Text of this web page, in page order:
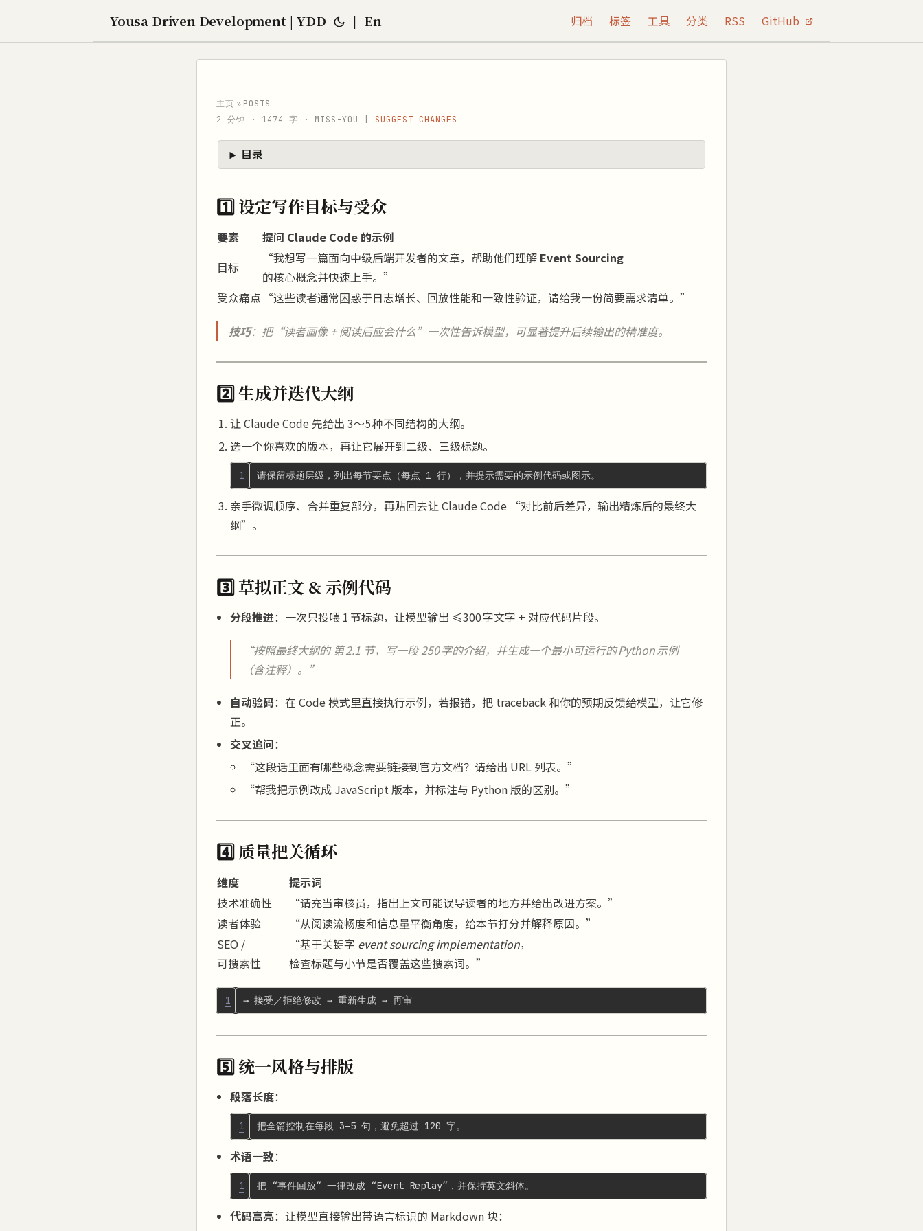
Yousa Driven Development | YDD | En 归档 标签 工具 分类 RSS GitHub
主页 » POSTS
2 分钟 · 1474 字 · MISS-YOU | SUGGEST CHANGES
目录
1️⃣ 设定写作目标与受众
要素
提问 Claude Code 的示例
目标
“我想写一篇面向中级后端开发者的文章，帮助他们理解 Event Sourcing
的核心概念并快速上手。”
受众痛点 “这些读者通常困惑于日志增长、回放性能和一致性验证，请给我一份简要需求清单。”
技巧：把“读者画像 + 阅读后应会什么”一次性告诉模型，可显著提升后续输出的精准度。
2️⃣ 生成并迭代大纲
让 Claude Code 先给出 3～5 种不同结构的大纲。
选一个你喜欢的版本，再让它展开到二级、三级标题。
1
亲手微调顺序、合并重复部分，再贴回去让 Claude Code “对比前后差异，输出精炼后的最终大
纲”。
3️⃣ 草拟正文 & 示例代码
分段推进：一次只投喂 1 节标题，让模型输出 ≤300 字文字 + 对应代码片段。
“按照最终大纲的 第 2.1 节，写一段 250 字的介绍，并生成一个最小可运行的 Python 示例
（含注释）。”
自动验码：在 Code 模式里直接执行示例，若报错，把 traceback 和你的预期反馈给模型，让它修
正。
交叉追问：
“这段话里面有哪些概念需要链接到官方文档？请给出 URL 列表。”
“帮我把示例改成 JavaScript 版本，并标注与 Python 版的区别。”
4️⃣ 质量把关循环
维度
提示词
技术准确性
“请充当审核员，指出上文可能误导读者的地方并给出改进方案。”
读者体验
“从阅读流畅度和信息量平衡角度，给本节打分并解释原因。”
SEO /
可搜索性
“基于关键字 event sourcing implementation，
检查标题与小节是否覆盖这些搜索词。”
1
5️⃣ 统一风格与排版
段落长度：
1
术语一致：
1
代码高亮：让模型直接输出带语言标识的 Markdown 块：